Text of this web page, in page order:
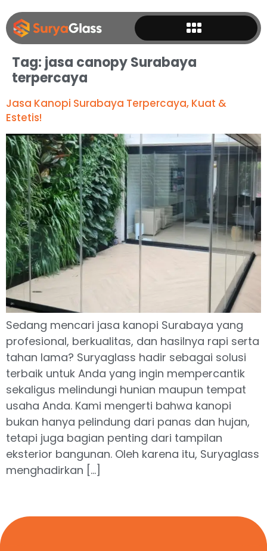
Tag: jasa canopy Surabaya
terpercaya
Jasa Kanopi Surabaya Terpercaya, Kuat &
Estetis!
Sedang mencari jasa kanopi Surabaya yang
profesional, berkualitas, dan hasilnya rapi serta
tahan lama? Suryaglass hadir sebagai solusi
terbaik untuk Anda yang ingin mempercantik
sekaligus melindungi hunian maupun tempat
usaha Anda. Kami mengerti bahwa kanopi
bukan hanya pelindung dari panas dan hujan,
tetapi juga bagian penting dari tampilan
eksterior bangunan. Oleh karena itu, Suryaglass
menghadirkan […]